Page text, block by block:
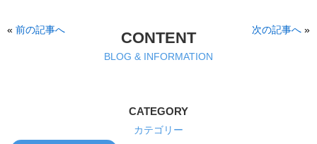
« 前の記事へ 次の記事へ »
CONTENT
BLOG & INFORMATION
CATEGORY
カテゴリー